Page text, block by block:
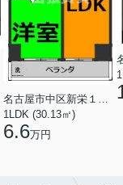
名古屋市中区新栄１丁目
1LDK (30.13㎡)
6.6万円